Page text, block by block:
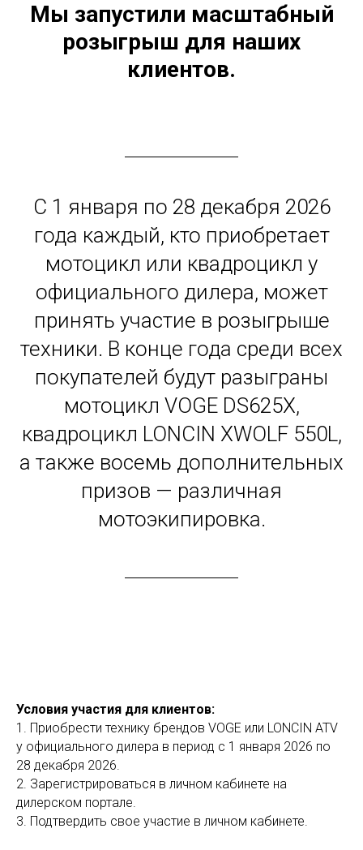
Мы запустили масштабный
розыгрыш для наших
клиентов.
С 1 января по 28 декабря 2026
года каждый, кто приобретает
мотоцикл или квадроцикл у
официального дилера, может
принять участие в розыгрыше
техники. В конце года среди всех
покупателей будут разыграны
мотоцикл VOGE DS625X,
квадроцикл LONCIN XWOLF 550L,
а также восемь дополнительных
призов — различная
мотоэкипировка.
Условия участия для клиентов:
1. Приобрести технику брендов VOGE или LONCIN ATV
у официального дилера в период с 1 января 2026 по
28 декабря 2026.
2. Зарегистрироваться в личном кабинете на
дилерском портале.
3. Подтвердить свое участие в личном кабинете.